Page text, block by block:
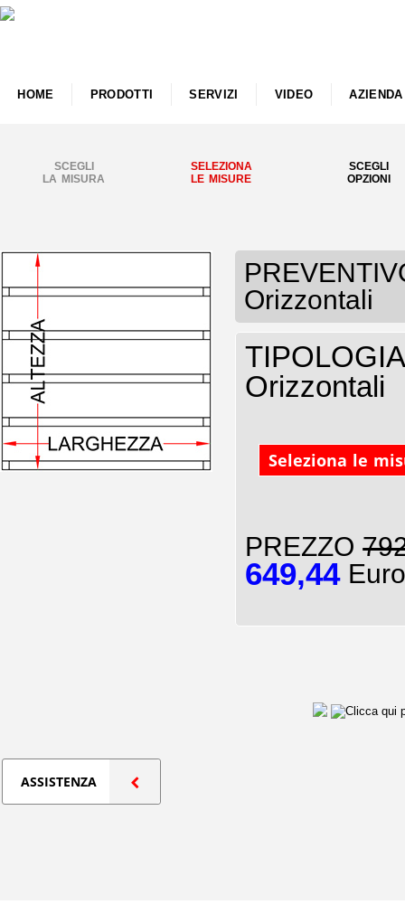
HOME PRODOTTI SERVIZI VIDEO AZIENDA
SCEGLI
LA MISURA
SELEZIONA
LE MISURE
SCEGLI
OPZIONI
Orizzontali
Orizzontali
Seleziona le
PREZZO
649,44
ASSISTENZA